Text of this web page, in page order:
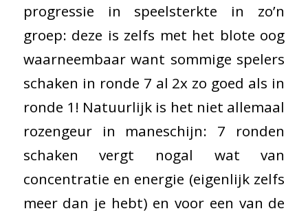
progressie in speelsterkte in zo’n
groep: deze is zelfs met het blote oog
waarneembaar want sommige spelers
schaken in ronde 7 al 2x zo goed als in
ronde 1! Natuurlijk is het niet allemaal
rozengeur in maneschijn: 7 ronden
schaken vergt nogal wat van
concentratie en energie (eigenlijk zelfs
meer dan je hebt) en voor een van de